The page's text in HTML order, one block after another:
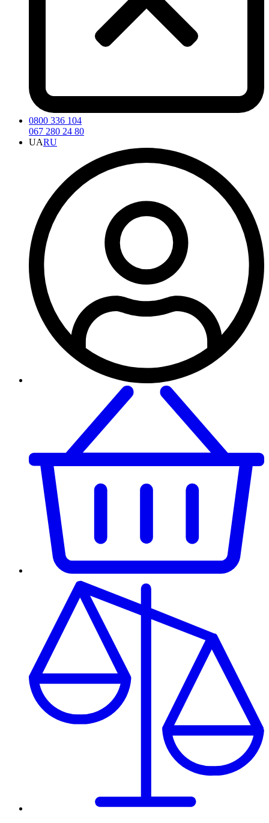
0800 336 104
067 280 24 80
UARU